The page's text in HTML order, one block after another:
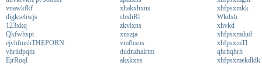
vnawkfkf
digksehwjs
123xkq
Qkfwhspt
ejvhfmshTHEPORN
vhrtldpqm
EjrRoql
xhakxhxns
sbxhRl
zkvlxns
xnszja
vmfhxns
dudnzhalrtm
akskxns
xhfpsxmkk
Wkdxh
xhvkd
xhfpsxmdud
xhfpsxmTl
qhrhqhrh
xhfpsxmekdldk